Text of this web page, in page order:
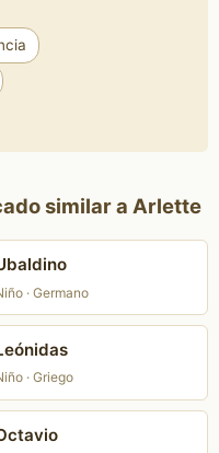
similar a Arlette
· Germano
· Griego